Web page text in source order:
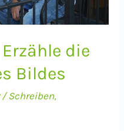
die
Bildes
/Schreiben,